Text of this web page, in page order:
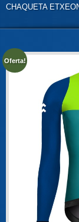
CHAQUETA
Oferta!